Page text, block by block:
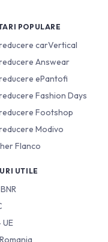
POPULARE
carVertical
Answear
ePantofi
Fashion Days
Footshop
Modivo
Flanco
UTILE
UE